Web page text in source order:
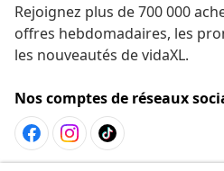
Rejoignez plus de 700 000
offres hebdomadaires, les
les nouveautés de vidaXL.
Nos comptes de réseaux